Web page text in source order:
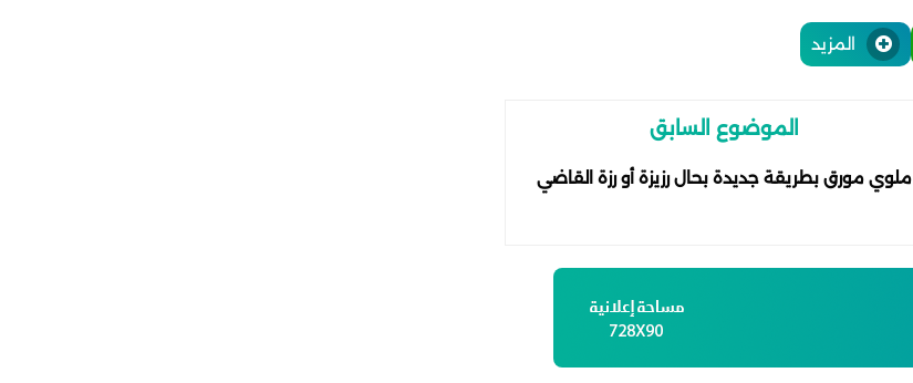
المزيد
الموضوع السابق
ملوي مورق بطريقة جديدة بحال رزيزة أو رزة القاضي